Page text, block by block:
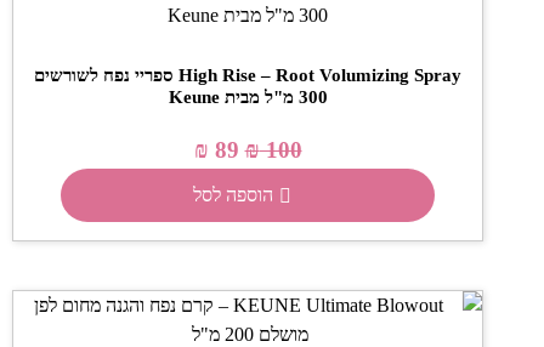
High Rise – Root Volumizing Spray ספריי נפח לשורשים
300 מ"ל מבית Keune
₪100
₪ 89
הוספה לסל